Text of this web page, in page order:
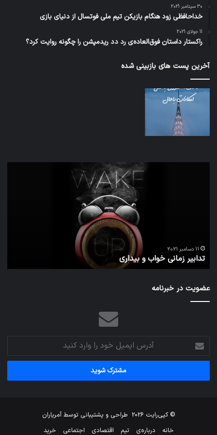
30 سپتامبر 2021
خداحافظی زود هنگام بازیکن تیم ملی فوتسال از دنیای بازی
11 جولای 2021
راکستار داستان فوق‌العاده‌ی رد دد ریدمپشن را چگونه روایت کرد؟
آخرین پست های بازبینی شده
11 دسامبر 2021
تدابیر زمانی خواب و بیداری
عضویت در خبرنامه
آدرس
ایمیل
خود
وارد
© کپی‌رایت 2026 طراحی و پشتیبانی توسطآمریاران
خانه
درباره‌ی تیم اقتصادی اجتماعی خرید